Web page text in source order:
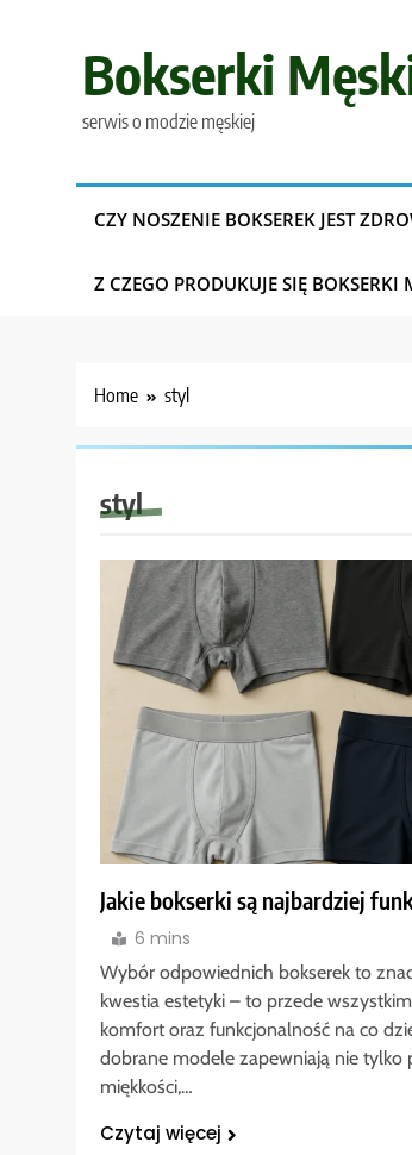
Bokserki
serwis o modzie męskiej
CZY NOSZENIE BOKSEREK JEST
Z CZEGO PRODUKUJE SIĘ BOKSERKI
Home styl
styl
Jakie bokserki są najbardziej
6 mins
Wybór odpowiednich bokserek to
kwestia estetyki – to przede
komfort oraz funkcjonalność na co
dobrane modele zapewniają nie tylko
miękkości,…
Czytaj więcej